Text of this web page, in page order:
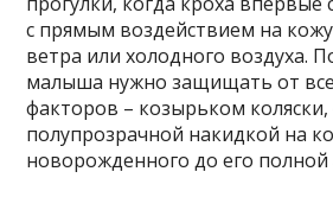
с прямым воздействием на
ветра или холодного воздуха.
малыша нужно защищать от
факторов – козырьком
полупрозрачной накидкой на
новорожденного до его полной